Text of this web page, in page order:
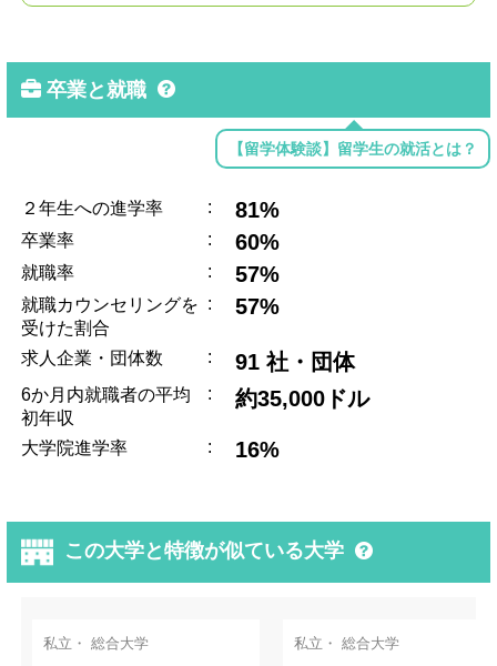
卒業と就職
【留学体験談】留学生の就活とは？
２年生への進学率 : 81%
卒業率 : 60%
就職率 : 57%
就職カウンセリングを
受けた割合
: 57%
求人企業・団体数 : 91 社・団体
6か月内就職者の平均
初年収
: 約35,000ドル
大学院進学率 : 16%
この大学と特徴が似ている大学
私立・ 総合大学
私立・ 総合大学